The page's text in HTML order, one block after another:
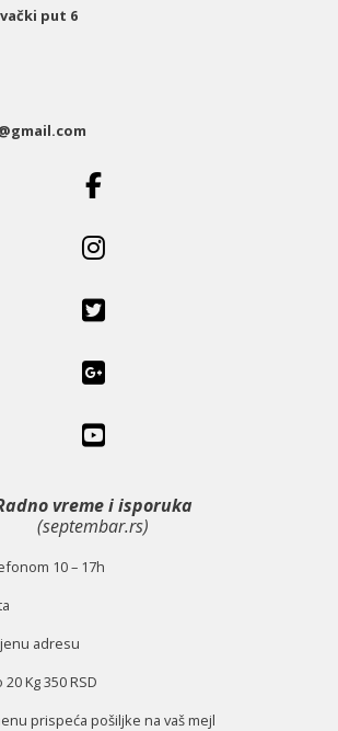
količina
put 6
vreme i isporuka
(septembar.rs)
10 – 17h
adresu
Kg 350 RSD
prispeća pošiljke na vaš mejl